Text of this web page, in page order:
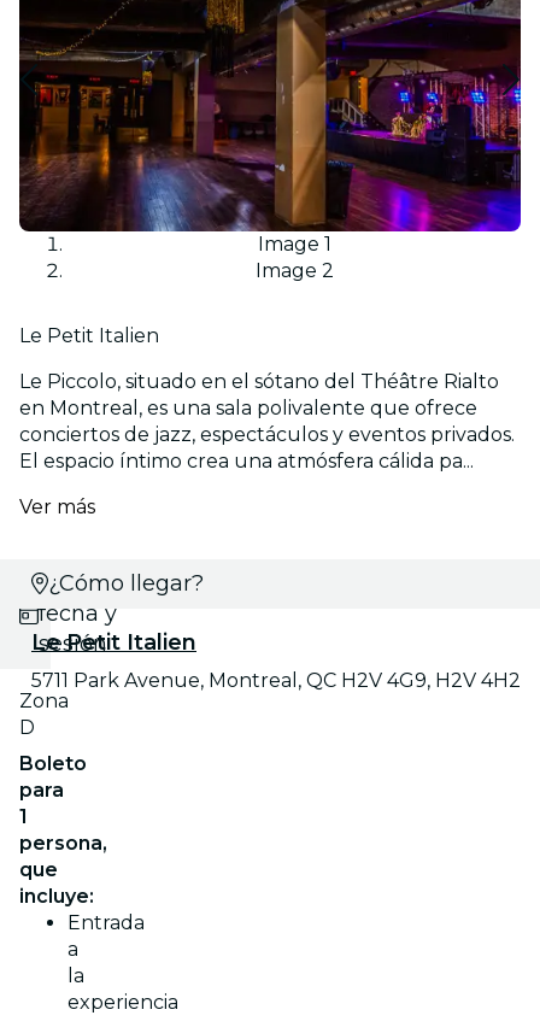
Image 1
Image 2
Le Petit Italien
​Le Piccolo, situado en el sótano del Théâtre Rialto
en Montreal, es una sala polivalente que ofrece
conciertos de jazz, espectáculos y eventos privados.
El espacio íntimo crea una atmósfera cálida pa...
Ver más
Selecciona
fecha y
sesión
Zona
D
Boleto
para
1
persona,
que
incluye:
Entrada
a
la
experiencia
¿Cómo llegar?
Le Petit Italien
5711 Park Avenue, Montreal, QC H2V 4G9, H2V 4H2